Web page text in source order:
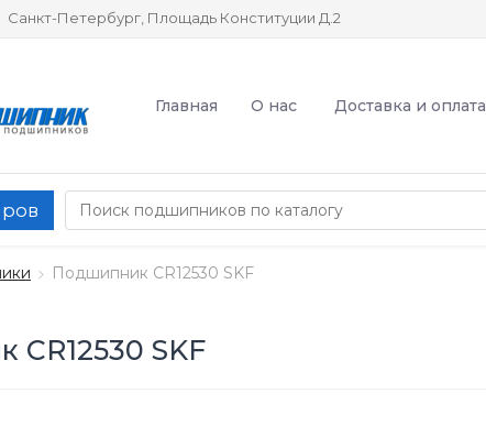
Санкт-Петербург, Площадь Конституции Д.2
Главная О нас Доставка и оплата
Подшипник CR12530 SKF
SKF